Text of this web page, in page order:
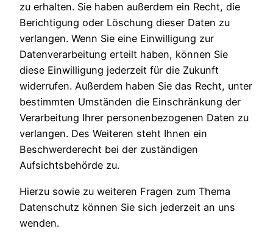
zu erhalten. Sie haben außerdem ein Recht, die
Berichtigung oder Löschung dieser Daten zu
verlangen. Wenn Sie eine Einwilligung zur
Datenverarbeitung erteilt haben, können Sie
diese Einwilligung jederzeit für die Zukunft
widerrufen. Außerdem haben Sie das Recht, unter
bestimmten Umständen die Einschränkung der
Verarbeitung Ihrer personenbezogenen Daten zu
verlangen. Des Weiteren steht Ihnen ein
Beschwerderecht bei der zuständigen
Aufsichtsbehörde zu.
Hierzu sowie zu weiteren Fragen zum Thema
Datenschutz können Sie sich jederzeit an uns
wenden.